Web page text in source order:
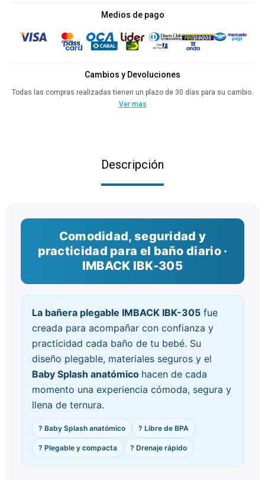
Medios de pago
Cambios y Devoluciones
Todas las compras realizadas tienen un plazo de 30 días para su cambio.
Ver mas
Descripción
Comodidad, seguridad y
practicidad para el baño diario ·
IMBACK IBK-305
La bañera plegable IMBACK IBK-305 fue
creada para acompañar con confianza y
practicidad cada baño de tu bebé. Su
diseño plegable, materiales seguros y el
Baby Splash anatómico hacen de cada
momento una experiencia cómoda, segura y
llena de ternura.
? Baby Splash anatómico ? Libre de BPA
? Plegable y compacta ? Drenaje rápido